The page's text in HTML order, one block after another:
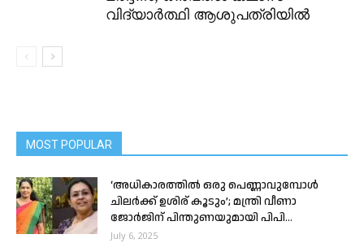
വിദ്യാർത്ഥി ആശുപത്രിയിൽ
MOST POPULAR
‘അധികാരത്തിൽ ഒരു പെണ്ണാവുമ്പോൾ
ചിലർക്ക് ഉശിര് കൂടും’; മന്ത്രി വീണാ
ജോർജിന് പിന്തുണയുമായി പിപി...
July 6, 2025